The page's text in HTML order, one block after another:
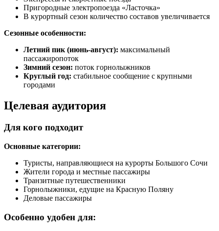
Пригородные электропоезда «Ласточка»
В курортный сезон количество составов увеличивается
Сезонные особенности:
Летний пик (июнь-август): максимальный
пассажиропоток
Зимний сезон: поток горнолыжников
Круглый год: стабильное сообщение с крупными
городами
Целевая аудитория
Для кого подходит
Основные категории:
Туристы, направляющиеся на курорты Большого Сочи
Жители города и местные пассажиры
Транзитные путешественники
Горнолыжники, едущие на Красную Поляну
Деловые пассажиры
Особенно удобен для: